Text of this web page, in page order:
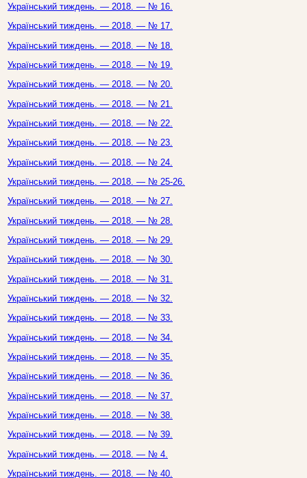
Український тиждень. — 2018. — № 16.
Український тиждень. — 2018. — № 17.
Український тиждень. — 2018. — № 18.
Український тиждень. — 2018. — № 19.
Український тиждень. — 2018. — № 20.
Український тиждень. — 2018. — № 21.
Український тиждень. — 2018. — № 22.
Український тиждень. — 2018. — № 23.
Український тиждень. — 2018. — № 24.
Український тиждень. — 2018. — № 25-26.
Український тиждень. — 2018. — № 27.
Український тиждень. — 2018. — № 28.
Український тиждень. — 2018. — № 29.
Український тиждень. — 2018. — № 30.
Український тиждень. — 2018. — № 31.
Український тиждень. — 2018. — № 32.
Український тиждень. — 2018. — № 33.
Український тиждень. — 2018. — № 34.
Український тиждень. — 2018. — № 35.
Український тиждень. — 2018. — № 36.
Український тиждень. — 2018. — № 37.
Український тиждень. — 2018. — № 38.
Український тиждень. — 2018. — № 39.
Український тиждень. — 2018. — № 4.
Український тиждень. — 2018. — № 40.